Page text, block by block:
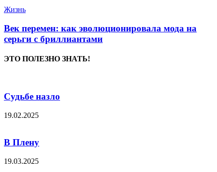
Жизнь
Век перемен: как эволюционировала мода на
серьги с бриллиантами
ЭТО ПОЛЕЗНО ЗНАТЬ!
Судьбе назло
19.02.2025
В Плену
19.03.2025